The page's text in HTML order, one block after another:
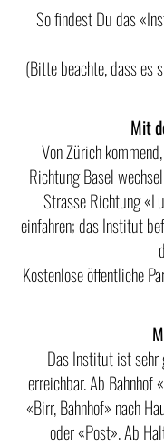
So findest Du das
(Bitte beachte, dass es
Mit
Von Zürich
Richtung Basel
Strasse Richtung
einfahren; das Institut
Kostenlose öffentliche
Das Institut ist
erreichbar. Ab
«Birr, Bahnhof» nach
oder «Post». Ab